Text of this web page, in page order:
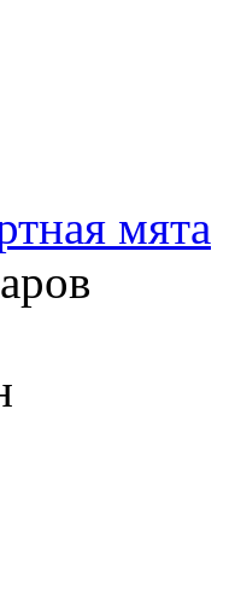
мята